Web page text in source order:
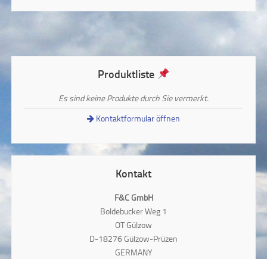
Produktliste
Es sind keine Produkte durch Sie vermerkt.
Kontaktformular öffnen
Kontakt
F&C GmbH
Boldebucker Weg 1
OT Gülzow
D-18276 Gülzow-Prüzen
GERMANY